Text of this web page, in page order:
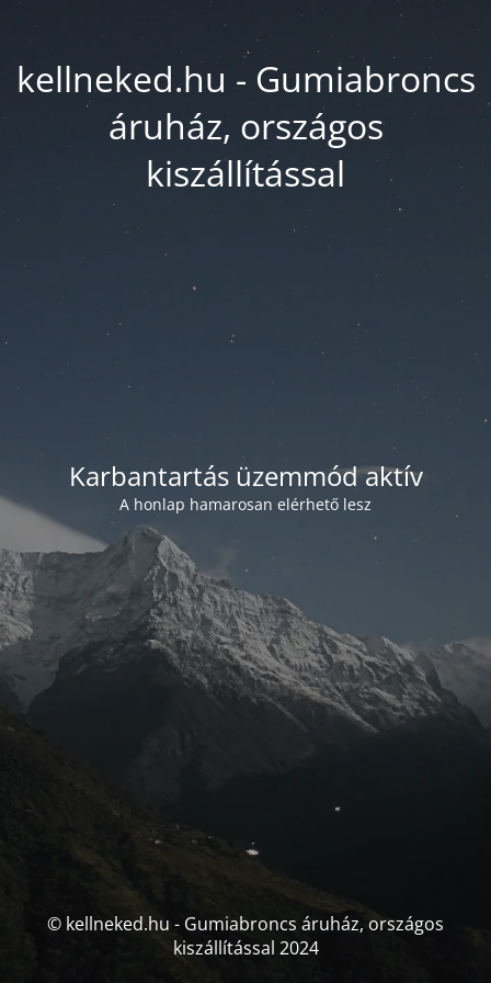
kellneked.hu - Gumiabroncs
áruház, országos
kiszállítással
Karbantartás üzemmód aktív
A honlap hamarosan elérhető lesz
© kellneked.hu - Gumiabroncs áruház, országos
kiszállítással 2024